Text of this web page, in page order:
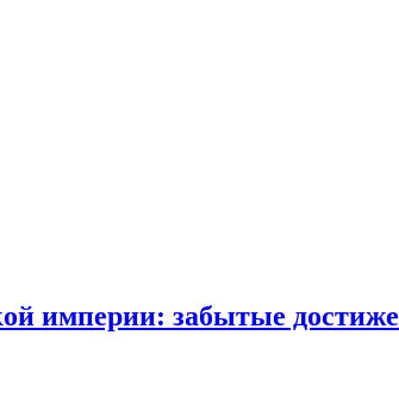
империи: забытые